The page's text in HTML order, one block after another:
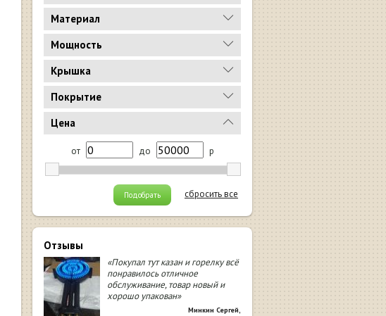
Материал
Мощность
Крышка
Покрытие
Цена
от до р
сбросить все
Подобрать
Отзывы
«Покупал тут казан и горелку всё
понравилось отличное
обслуживание, товар новый и
хорошо упакован»
Минкин Сергей,